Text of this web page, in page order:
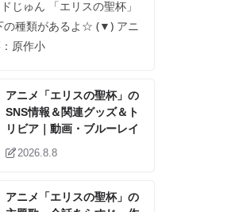
じゅん 「エリスの聖杯」
の種類があるよ☆ (▼) アニ
原作小
アニメ「エリスの聖杯」の
SNS情報＆関連グッズ＆ト
リビア｜動画・ブルーレイ
2026.8.8
アニメ「エリスの聖杯」の